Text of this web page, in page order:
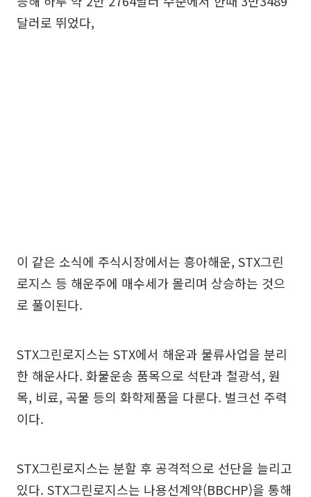
달러로 뛰었다,
이 같은 소식에 주식시장에서는 흥아해운, STX그린
로지스 등 해운주에 매수세가 몰리며 상승하는 것으
로 풀이된다.
STX그린로지스는 STX에서 해운과 물류사업을 분리
한 해운사다. 화물운송 품목으로 석탄과 철광석, 원
목, 비료, 곡물 등의 화학제품을 다룬다. 벌크선 주력
이다.
STX그린로지스는 분할 후 공격적으로 선단을 늘리고
있다. STX그린로지스는 나용선계약(BBCHP)을 통해